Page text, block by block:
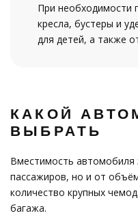
При необходимости
кресла, бустеры и
для детей, а также
КАКОЙ
ВЫБРАТЬ
Вместимость автомобиля
пассажиров, но и от
количество крупных
багажа.